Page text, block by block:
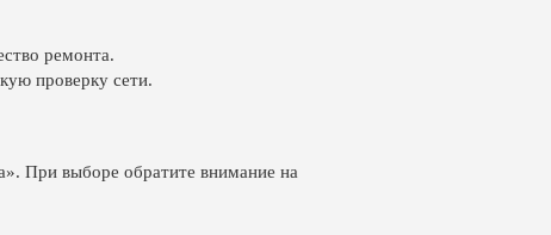
ремонта.
проверку сети.
При выборе обратите внимание на